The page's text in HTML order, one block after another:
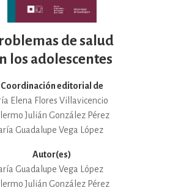
de salud
los adolescentes
Coordinación editorial de
Elena Flores Villavicencio
Julián González Pérez
Guadalupe Vega López
Autor(es)
Guadalupe Vega López
Julián González Pérez